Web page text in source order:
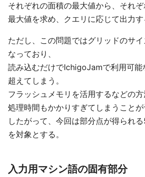
それぞれの面積の最大値から、それ
最大値を求め、クエリに応じて出力す
ただし、この問題ではグリッドのサ
なっており、
読み込むだけでIchigoJamで利用可能
超えてしまう。
フラッシュメモリを活用するなどの方
処理時間もかかりすぎてしまうことが
したがって、今回は部分点が得られ
を対象とする。
入力用マシン語の固有部分